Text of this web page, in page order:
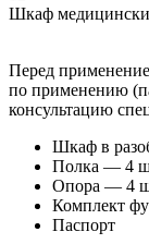
Шкаф
Перед
по применению
консультацию
Шкаф в
Полка — 4
Опора — 4
Комплект
Паспорт